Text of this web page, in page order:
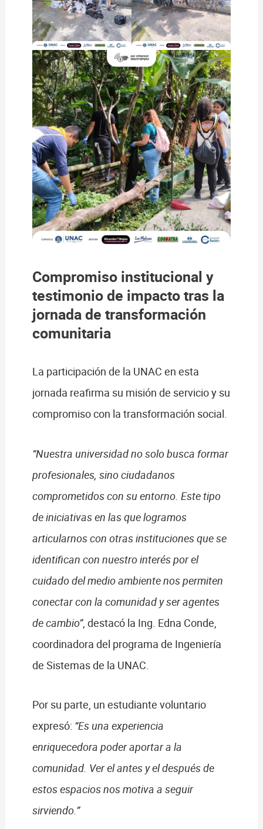
Compromiso institucional y
testimonio de impacto tras la
jornada de transformación
comunitaria
La participación de la UNAC en esta
jornada reafirma su misión de servicio y su
compromiso con la transformación social.
“Nuestra universidad no solo busca formar
profesionales, sino ciudadanos
comprometidos con su entorno. Este tipo
de iniciativas en las que logramos
articularnos con otras instituciones que se
identifican con nuestro interés por el
cuidado del medio ambiente nos permiten
conectar con la comunidad y ser agentes
de cambio”, destacó la Ing. Edna Conde,
coordinadora del programa de Ingeniería
de Sistemas de la UNAC.
Por su parte, un estudiante voluntario
expresó: “Es una experiencia
enriquecedora poder aportar a la
comunidad. Ver el antes y el después de
estos espacios nos motiva a seguir
sirviendo.”